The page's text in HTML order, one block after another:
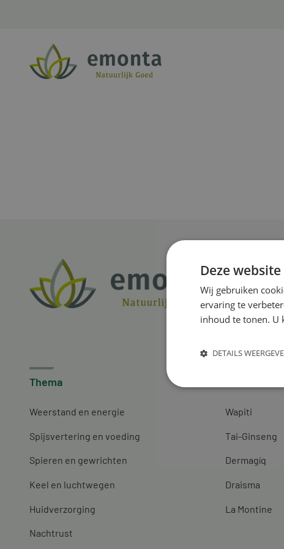
Thema
Weerstand en energie
Spijsvertering en voeding
Spieren en gewrichten
Keel en luchtwegen
Huidverzorging
Nachtrust
Wapiti
Tai-Ginseng
Dermagíq
Draisma
La Montine
Deze
Wij gebruiken
ervaring te
inhoud te tonen. U
DETAILS